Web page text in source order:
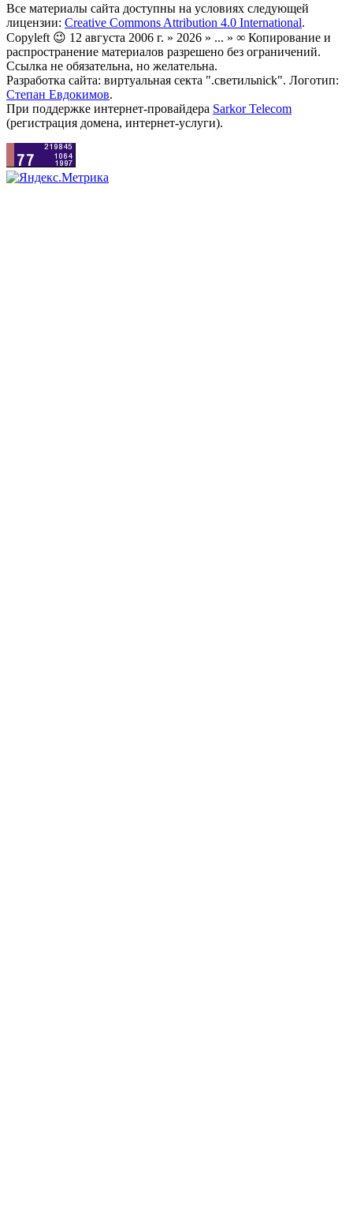
Все материалы сайта доступны на условиях следующей
лицензии: Creative Commons Attribution 4.0 International.
Copyleft 😉 12 августа 2006 г. » 2026 » ... » ∞ Копирование и
распространение материалов разрешено без ограничений.
Ссылка не обязательна, но желательна.
Разработка сайта: виртуальная секта ".светильnick". Логотип:
Степан Евдокимов.
При поддержке интернет-провайдера Sarkor Telecom
(регистрация домена, интернет-услуги).